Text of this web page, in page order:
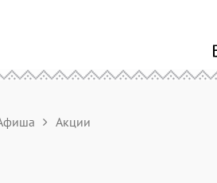
Акции